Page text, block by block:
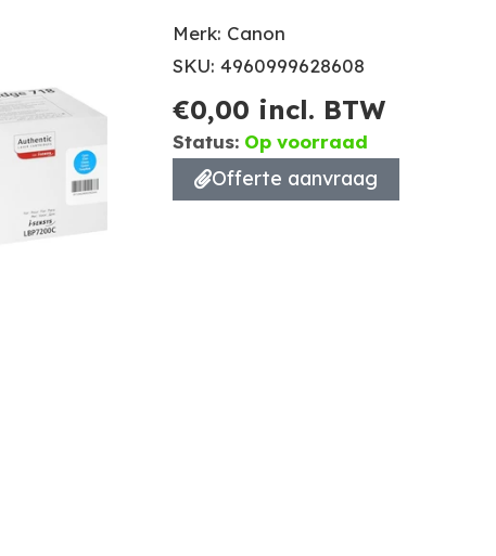
Merk: Canon
SKU: 4960999628608
€0,00 incl. BTW
Status: Op voorraad
Offerte aanvraag